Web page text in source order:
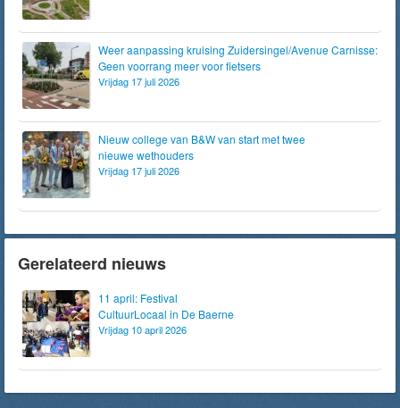
Weer aanpassing kruising Zuidersingel/Avenue Carnisse:
Geen voorrang meer voor fietsers
Vrijdag 17 juli 2026
Nieuw college van B&W van start met twee
nieuwe wethouders
Vrijdag 17 juli 2026
Gerelateerd nieuws
11 april: Festival
CultuurLocaal in De Baerne
Vrijdag 10 april 2026